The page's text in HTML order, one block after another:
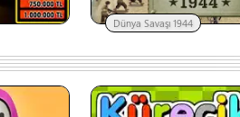
Dünya Savaşı 1944